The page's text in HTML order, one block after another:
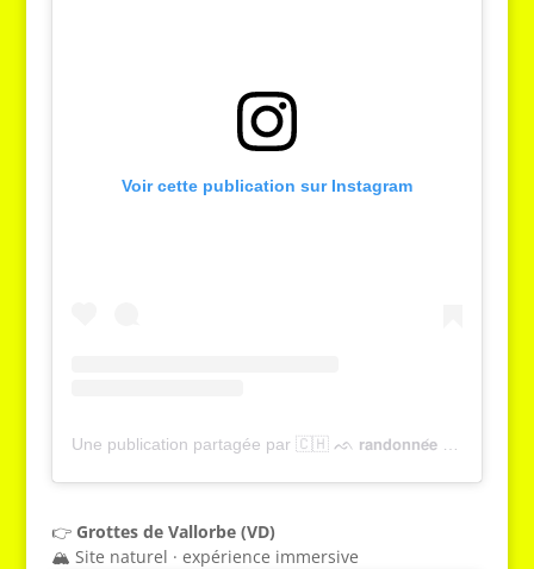
Voir cette publication sur Instagram
👉 Grottes de Vallorbe (VD)
🏔️ Site naturel · expérience immersive